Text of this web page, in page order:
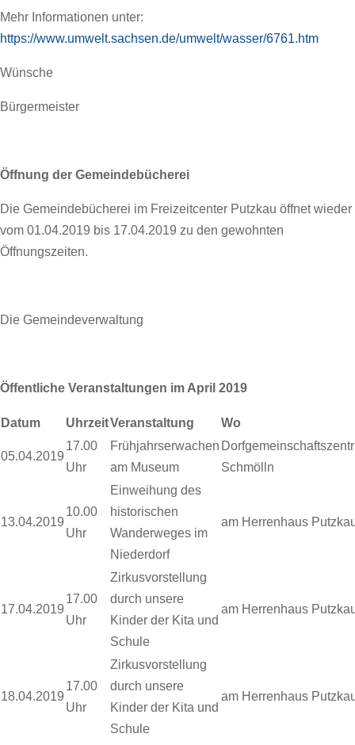
Mehr Informationen unter:
https://www.umwelt.sachsen.de/umwelt/wasser/6761.htm
Wünsche
Bürgermeister
Öffnung der Gemeindebücherei
Die Gemeindebücherei im Freizeitcenter Putzkau öffnet wieder
vom 01.04.2019 bis 17.04.2019 zu den gewohnten
Öffnungszeiten.
Die Gemeindeverwaltung
Öffentliche Veranstaltungen im April 2019
Datum UhrzeitVeranstaltung Wo
05.04.2019
17.00
Uhr
Frühjahrserwachen
am Museum
Schmölln
13.04.2019
10.00
Uhr
Einweihung des
historischen
Wanderweges im
Niederdorf
am Herrenhaus
17.04.2019
17.00
Uhr
Zirkusvorstellung
durch unsere
Kinder der Kita und
Schule
am Herrenhaus
18.04.2019
17.00
Uhr
Zirkusvorstellung
durch unsere
Kinder der Kita und
Schule
am Herrenhaus